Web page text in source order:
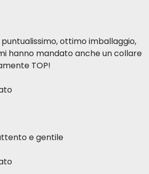
ottimo imballaggio,
hanno mandato anche un collare
TOP!
e gentile